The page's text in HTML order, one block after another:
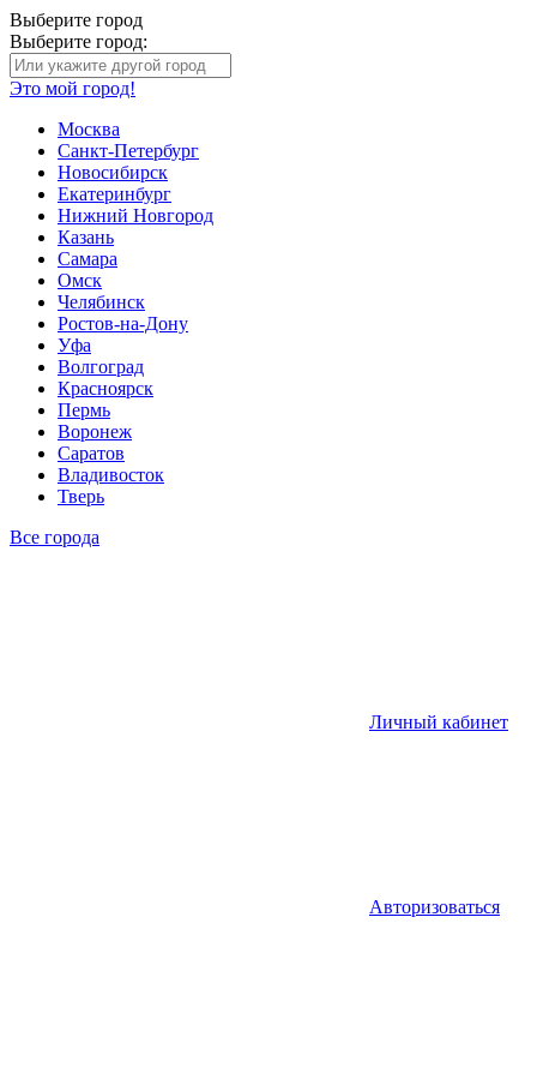
Выберите город
Выберите город:
Это мой город!
Москва
Санкт-Петербург
Новосибирск
Екатеринбург
Нижний Новгород
Казань
Самара
Омск
Челябинск
Ростов-на-Дону
Уфа
Волгоград
Красноярск
Пермь
Воронеж
Саратов
Владивосток
Тверь
Все города
Личный кабинет
Авторизоваться